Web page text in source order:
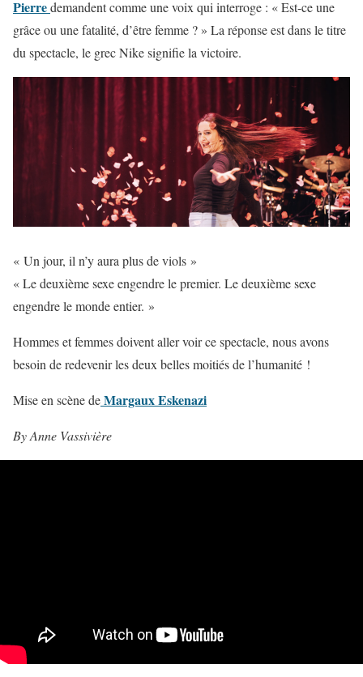
Pierredemandent comme une voix qui interroge : « Est-ce une
grâce ou une fatalité, d’être femme ? » La réponse est dans le titre
du spectacle, le grec Nike signifie la victoire.
« Un jour, il n’y aura plus de viols »
« Le deuxième sexe engendre le premier. Le deuxième sexe
engendre le monde entier. »
Hommes et femmes doivent aller voir ce spectacle, nous avons
besoin de redevenir les deux belles moitiés de l’humanité !
Mise en scène deMargaux Eskenazi
By Anne Vassivière